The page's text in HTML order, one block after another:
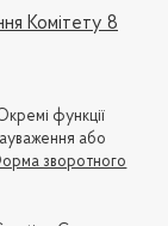
Комітету 8
функції
або
зворотного